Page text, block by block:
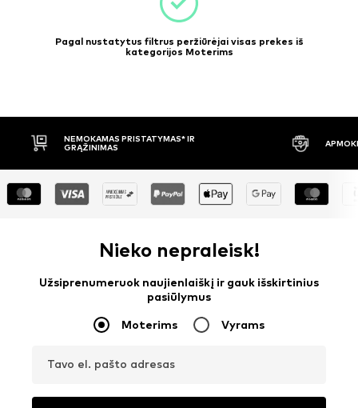
Pagal nustatytus filtrus peržiūrėjai visas prekes iš
kategorijos Moterims
APMOKĖJIMAS PRISTAČIUS 30 DIENŲ
Nieko nepraleisk!
Užsiprenumeruok naujienlaiškį ir gauk išskirtinius
pasiūlymus
Moterims Vyrams
Tavo el. pašto adresas